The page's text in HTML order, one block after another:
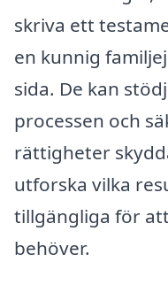
skriva ett
en kunnig
sida. De kan
processen och
rättigheter
utforska vilka
tillgängliga för
behöver.